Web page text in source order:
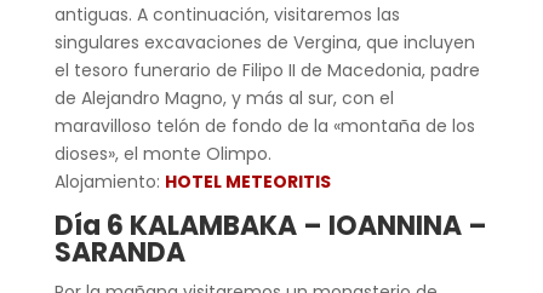
antiguas. A continuación, visitaremos las
singulares excavaciones de Vergina, que incluyen
el tesoro funerario de Filipo II de Macedonia, padre
de Alejandro Magno, y más al sur, con el
maravilloso telón de fondo de la «montaña de los
dioses», el monte Olimpo.
Alojamiento: HOTEL METEORITIS
Día 6 KALAMBAKA – IOANNINA –
SARANDA